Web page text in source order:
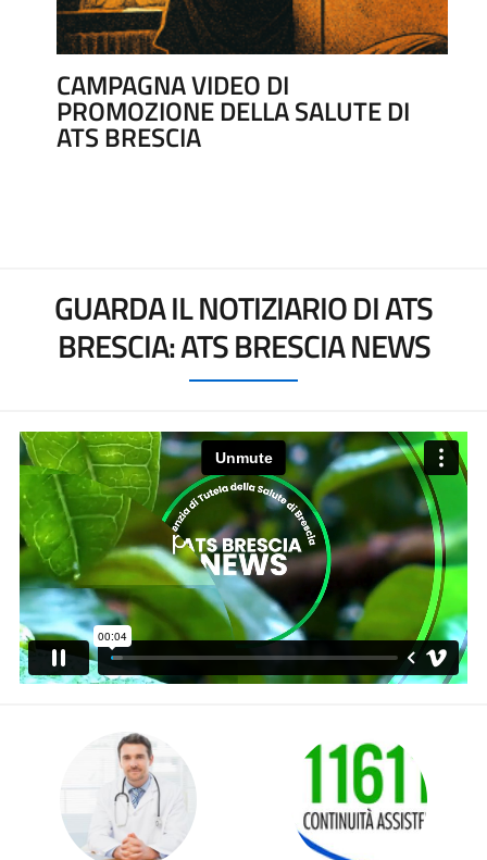
CAMPAGNA VIDEO DI
PROMOZIONE DELLA SALUTE DI
ATS BRESCIA
GUARDA IL NOTIZIARIO DI ATS
BRESCIA: ATS BRESCIA NEWS